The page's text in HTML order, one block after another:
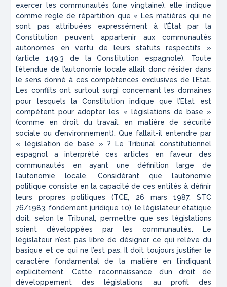
exercer les communautés (une vingtaine), elle indique
comme règle de répartition que « Les matières qui ne
sont pas attribuées expressément à l’État par la
Constitution peuvent appartenir aux communautés
autonomes en vertu de leurs statuts respectifs »
(article 149.3 de la Constitution espagnole). Toute
l’étendue de l’autonomie locale allait donc résider dans
le sens donné à ces compétences exclusives de l’Etat.
Les conflits ont surtout surgi concernant les domaines
pour lesquels la Constitution indique que l’Etat est
compétent pour adopter les « législations de base »
(comme en droit du travail, en matière de sécurité
sociale ou d’environnement). Que fallait-il entendre par
« législation de base » ? Le Tribunal constitutionnel
espagnol a interprété ces articles en faveur des
communautés en ayant une définition large de
l’autonomie locale. Considérant que l’autonomie
politique consiste en la capacité de ces entités à définir
leurs propres politiques (TCE, 26 mars 1987, STC
76/1983, fondement juridique 10), le législateur étatique
doit, selon le Tribunal, permettre que ses législations
soient développées par les communautés. Le
législateur n’est pas libre de désigner ce qui relève du
basique et ce qui ne l’est pas. Il doit toujours justifier le
caractère fondamental de la matière en l’indiquant
explicitement. Cette reconnaissance d’un droit de
développement des législations au profit des